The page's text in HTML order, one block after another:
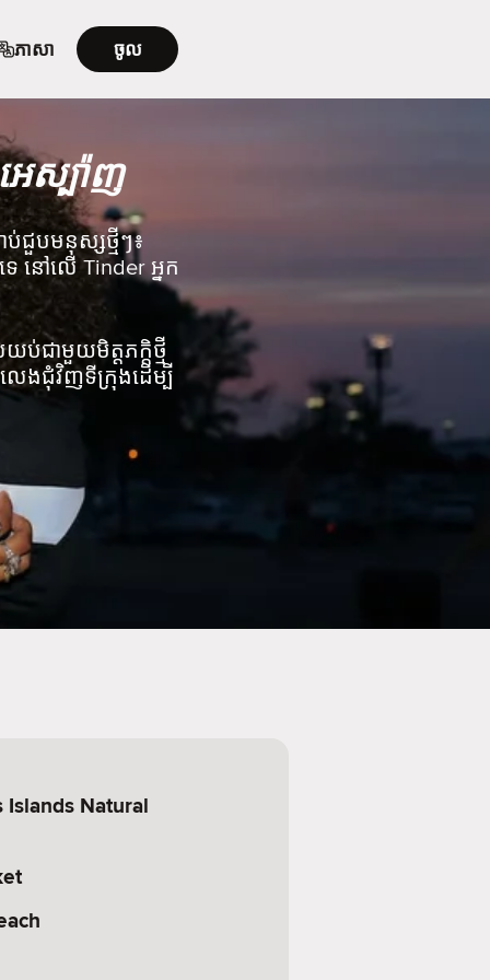
ភាសា ចូល
េស្ប៉ាញ
ជួបមនុស្សថ្មីៗ៖
េ នៅលើ Tinder អ្នក
ប់ជាមួយមិត្តភក្តិថ្មី
េងជុំវិញទីក្រុងដើម្បី
Natural